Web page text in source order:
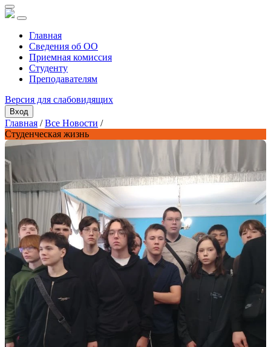
Главная
Сведения об ОО
Приемная комиссия
Студенту
Преподавателям
Версия для слабовидящих
Вход
Главная /Все Новости /
Студенческая жизнь